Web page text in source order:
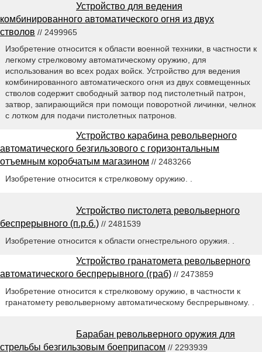
Устройство для ведения
комбинированного автоматического огня из двух
стволов // 2499965
Изобретение относится к области военной техники, в частности к
легкому стрелковому автоматическому оружию, для
использования во всех родах войск. Устройство для ведения
комбинированного автоматического огня из двух совмещенных
стволов содержит свободный затвор под пистолетный патрон,
затвор, запирающийся при помощи поворотной личинки, челнок
с лотком для подачи пистолетных патронов.
Устройство карабина револьверного
автоматического безгильзового с горизонтальным
отъемным коробчатым магазином // 2483266
Изобретение относится к стрелковому оружию. .
Устройство пистолета револьверного
беспрерывного (п.р.б.) // 2481539
Изобретение относится к области огнестрельного оружия. .
Устройство гранатомета револьверного
автоматического беспрерывного (граб) // 2473859
Изобретение относится к стрелковому оружию, в частности к
гранатомету револьверному автоматическому беспрерывному. .
Барабан револьверного оружия для
стрельбы безгильзовым боеприпасом // 2293939